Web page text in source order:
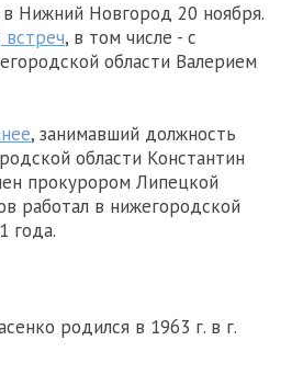
Нижний Новгород 20 ноября.
, в том числе - с
области Валерием
, занимавший должность
области Константин
прокурором Липецкой
работал в нижегородской
года.
родился в 1963 г. в г.